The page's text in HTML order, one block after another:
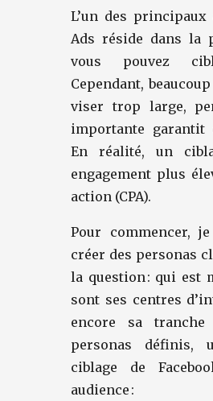
L’un des principaux
Ads réside dans la
vous pouvez
Cependant,
viser trop large,
importante garantit
En réalité, un
engagement plus
action (CPA).
Pour commencer,
créer des personas
la question : qui est
sont ses centres
encore sa tranche
personas définis,
ciblage de
audience :